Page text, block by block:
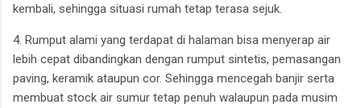
kembali, sehingga situasi rumah tetap terasa sejuk.
4. Rumput alami yang terdapat di halaman bisa menyerap air
lebih cepat dibandingkan dengan rumput sintetis, pemasangan
paving, keramik ataupun cor. Sehingga mencegah banjir serta
membuat stock air sumur tetap penuh walaupun pada musim